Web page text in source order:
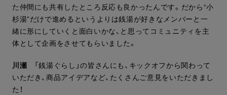
た仲間にも共有したところ反応も良かったんです。だから“小
杉湯”だけで進めるというよりは銭湯が好きなメンバーと一
緒に形にしていくと面白いかな、と思ってコミュニティを主
体として企画をさせてもらいました。
川瀬 「銭湯ぐらし」の皆さんにも、キックオフから関わって
いただき、商品アイデアなど、たくさんご意見をいただきまし
た！